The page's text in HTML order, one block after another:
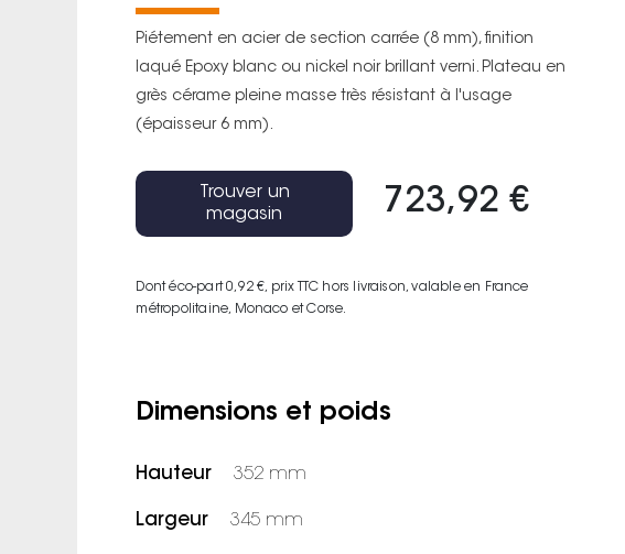
Piétement en acier de section carrée (8 mm), finition
laqué Epoxy blanc ou nickel noir brillant verni. Plateau en
grès cérame pleine masse très résistant à l'usage
(épaisseur 6 mm).
723,92 €
Dont éco-part 0,92 €, prix TTC hors livraison, valable en France
métropolitaine, Monaco et Corse.
Trouver un
magasin
Dimensions et poids
Hauteur 352 mm
Largeur 345 mm